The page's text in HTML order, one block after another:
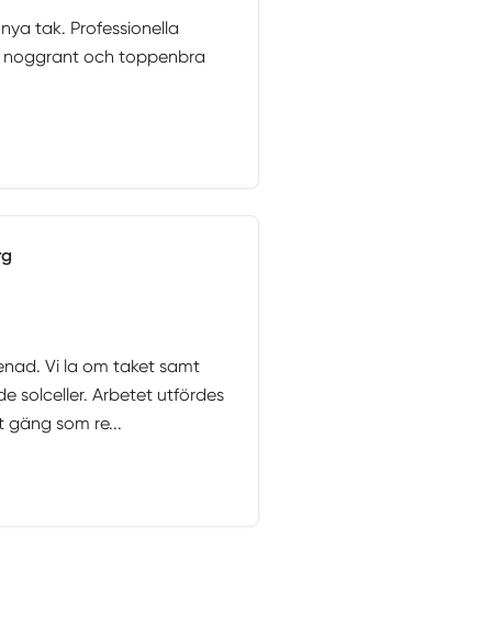
tak. Professionella
och toppenbra
Vi la om taket samt
solceller. Arbetet utfördes
gäng som re...